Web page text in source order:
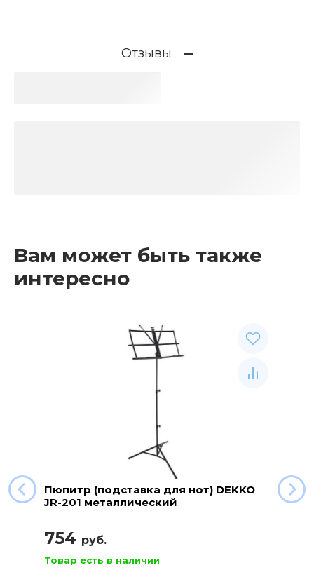
Отзывы
Вам может быть также
интересно
Пюпитр (подставка для нот) DEKKO
JR-201 металлический
754 руб.
Товар есть в наличии